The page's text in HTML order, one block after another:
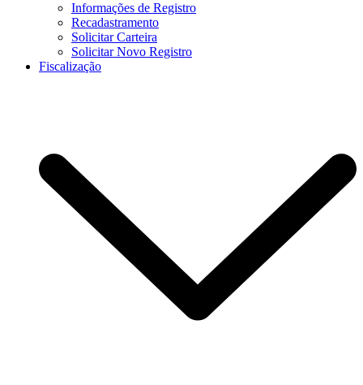
Informações de Registro
Recadastramento
Solicitar Carteira
Solicitar Novo Registro
Fiscalização